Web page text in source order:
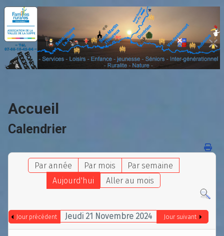
Accueil
Calendrier
Par année Par mois
Par semaine
Aujourd'hui
Aller au mois
Jour précédent Jeudi 21 Novembre 2024 Jour suivant